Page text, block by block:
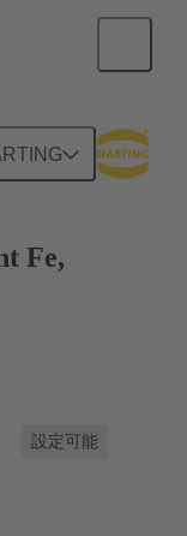
Fe,
設定可能